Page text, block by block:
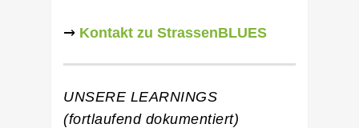
→ Kontakt zu StrassenBLUES
UNSERE LEARNINGS
(fortlaufend dokumentiert)